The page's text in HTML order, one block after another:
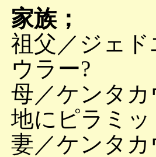
家族；
祖父／ジェ
ウラー?
母／ケンタ
地にピラミ
妻／ケンタ